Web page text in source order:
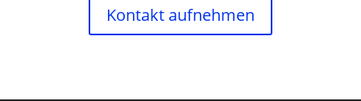
Kontakt aufnehmen